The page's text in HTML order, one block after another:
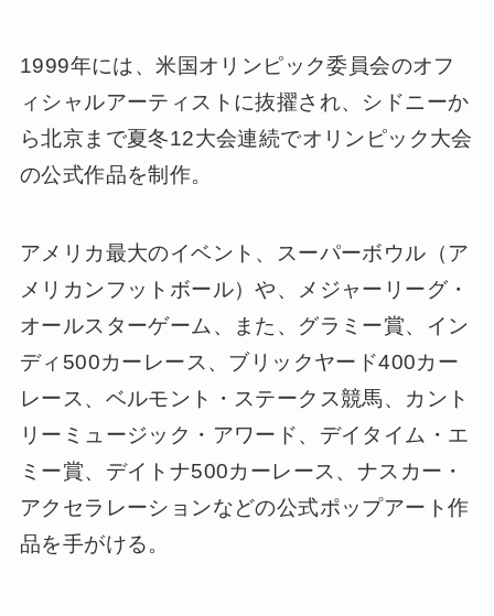
メリカンフットボール）、NHL（アイスホッケ
ー）、マリリン・モンロー、ジェームス・ディ
ーン、エルビス・プレスリーほか多数のタイア
ップ作品（３Ｄポップアート）を制作。時代を
を確立していく。
ィシャルアーティストに抜擢され、シドニーか
ら北京まで夏冬12大会連続でオリンピック大会
の公式作品を制作。